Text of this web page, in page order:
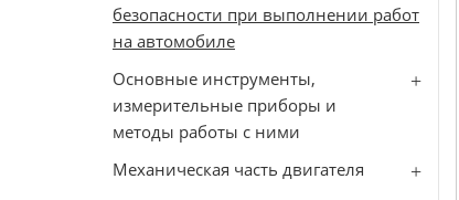
безопасности при выполнении работ
на автомобиле
Основные инструменты,
измерительные приборы и
методы работы с ними
Механическая часть двигателя